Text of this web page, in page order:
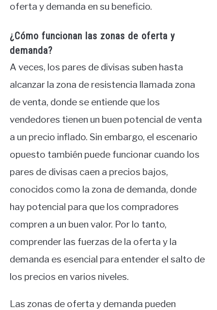
oferta y demanda en su beneficio.
¿Cómo funcionan las zonas de oferta y
demanda?
A veces, los pares de divisas suben hasta
alcanzar la zona de resistencia llamada zona
de venta, donde se entiende que los
vendedores tienen un buen potencial de venta
a un precio inflado. Sin embargo, el escenario
opuesto también puede funcionar cuando los
pares de divisas caen a precios bajos,
conocidos como la zona de demanda, donde
hay potencial para que los compradores
compren a un buen valor. Por lo tanto,
comprender las fuerzas de la oferta y la
demanda es esencial para entender el salto de
los precios en varios niveles.
Las zonas de oferta y demanda pueden